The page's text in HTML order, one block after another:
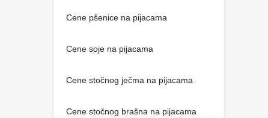
Cene pšenice na pijacama
Cene soje na pijacama
Cene stočnog ječma na pijacama
Cene stočnog brašna na pijacama